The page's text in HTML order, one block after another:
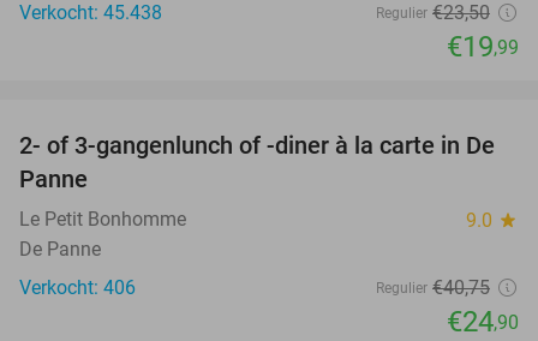
Verkocht: 45.438
Regulier €23,50
€19,99
39%
2- of 3-gangenlunch of -diner à la carte in De
Panne
Le Petit Bonhomme 9.0 star
De Panne
Verkocht: 406
Regulier €40,75
€24,90